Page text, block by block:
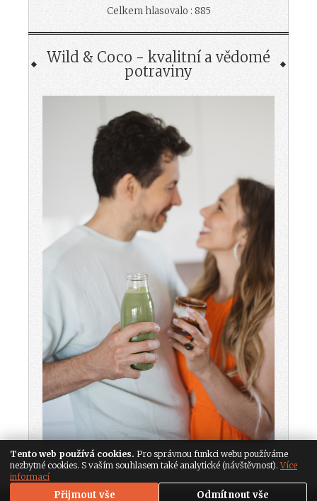
Celkem hlasovalo : 885
Wild & Coco - kvalitní a vědomé
potraviny
Tento web používá cookies. Pro správnou funkci webu používáme
nezbytné cookies. S vaším souhlasem také analytické (návštěvnost).Více
informací
Přijmout vše Odmítnout vše